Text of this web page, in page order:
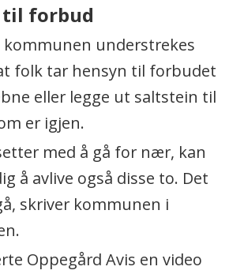
til forbud
understrekes
folk tar hensyn til forbudet
eller legge ut saltstein til
er igjen.
med å gå for nær, kan
å avlive også disse to. Det
skriver kommunen i
Oppegård Avis en video